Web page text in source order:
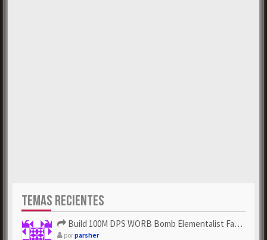
TEMAS RECIENTES
Build 100M DPS WORB Bomb Elementalist Fast - Grab POE Curren...
porparsher